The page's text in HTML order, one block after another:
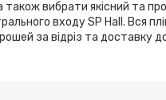
також вибрати якісний та
входу SP Hаll. Вся
за відріз та доставку